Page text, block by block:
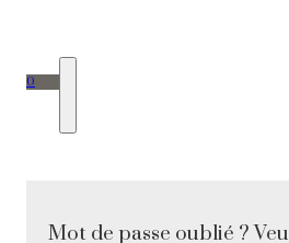
0
Mot de passe oublié ?